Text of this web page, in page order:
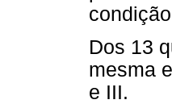
Dos 13
mesma
e III.